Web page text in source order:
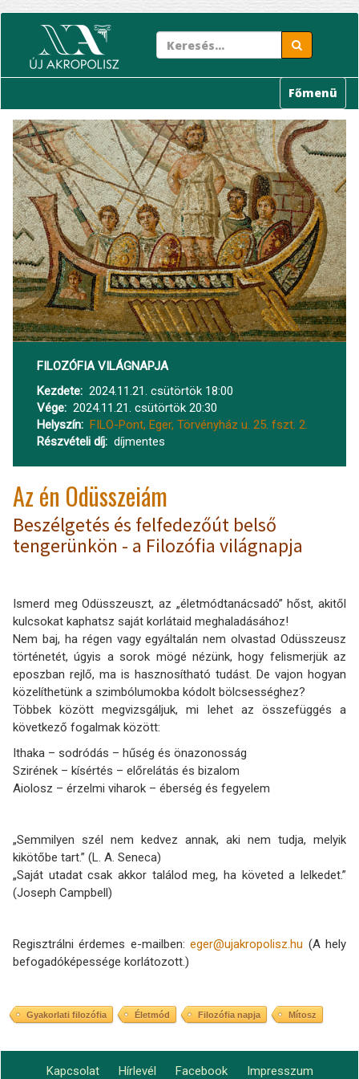
tartalomra
Főmenü
FILOZÓFIA VILÁGNAPJA
Kezdete
2024.11.21. csütörtök 18:00
Vége
2024.11.21. csütörtök 20:30
Helyszín
FILO-Pont, Eger, Törvényház u. 25. fszt. 2.
Részvételi díj
díjmentes
Az én Odüsszeiám
Beszélgetés és felfedezőút belső
tengerünkön - a Filozófia világnapja
Ismerd meg Odüsszeuszt, az „életmódtanácsadó” hőst, akitől
kulcsokat kaphatsz saját korlátaid meghaladásához!
Nem baj, ha régen vagy egyáltalán nem olvastad Odüsszeusz
történetét, úgyis a sorok mögé nézünk, hogy felismerjük az
eposzban rejlő, ma is hasznosítható tudást. De vajon hogyan
közelíthetünk a szimbólumokba kódolt bölcsességhez?
Többek között megvizsgáljuk, mi lehet az összefüggés a
következő fogalmak között:
Ithaka – sodródás – hűség és önazonosság
Szirének – kísértés – előrelátás és bizalom
Aiolosz – érzelmi viharok – éberség és fegyelem
„Semmilyen szél nem kedvez annak, aki nem tudja, melyik
kikötőbe tart.” (L. A. Seneca)
„Saját utadat csak akkor találod meg, ha követed a lelkedet.”
(Joseph Campbell)
Regisztrálni érdemes e-mailben:eger@ujakropolisz.hu (A hely
befogadóképessége korlátozott.)
Gyakorlati filozófia Életmód Filozófia napja Mítosz
Kapcsolat Hírlevél Facebook Impresszum